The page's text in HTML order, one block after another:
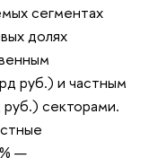
сегментах
долях
руб.) и частным
секторами.
—